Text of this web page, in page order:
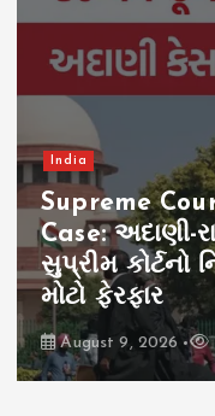
India
Supreme
Case: અદાણી-
સુપ્રીમ કોર્ટનો
મોટો ફેરફાર
August 9, 2026